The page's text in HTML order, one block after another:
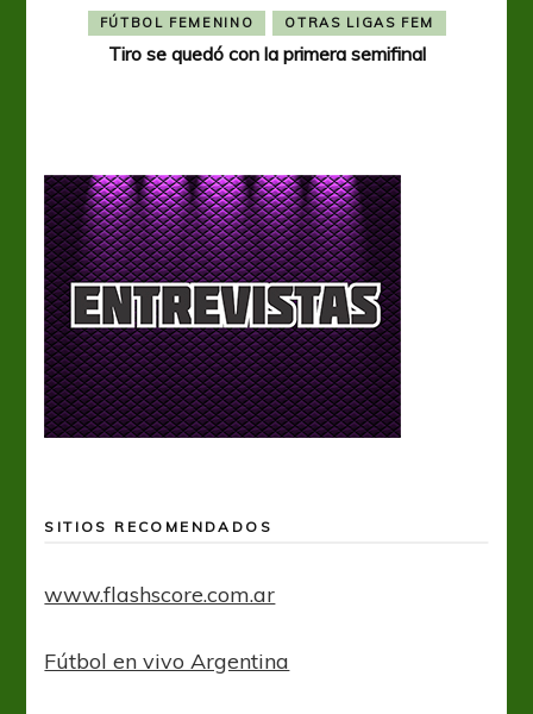
FÚTBOL FEMENINO OTRAS LIGAS FEM
Tiro se quedó con la primera semifinal
SITIOS RECOMENDADOS
www.flashscore.com.ar
Fútbol en vivo Argentina